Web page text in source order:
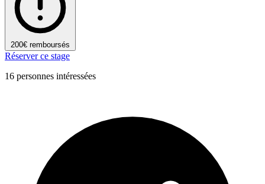
200€ remboursés
Réserver ce stage
16 personnes intéressées